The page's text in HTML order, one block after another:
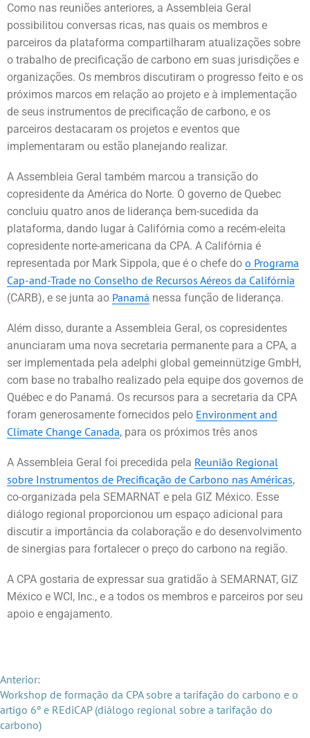
Como nas reuniões anteriores, a Assembleia Geral
possibilitou conversas ricas, nas quais os membros e
parceiros da plataforma compartilharam atualizações sobre
o trabalho de precificação de carbono em suas jurisdições e
organizações. Os membros discutiram o progresso feito e os
próximos marcos em relação ao projeto e à implementação
de seus instrumentos de precificação de carbono, e os
parceiros destacaram os projetos e eventos que
implementaram ou estão planejando realizar.
A Assembleia Geral também marcou a transição do
copresidente da América do Norte. O governo de Quebec
concluiu quatro anos de liderança bem-sucedida da
plataforma, dando lugar à Califórnia como a recém-eleita
copresidente norte-americana da CPA. A Califórnia é
representada por Mark Sippola, que é o chefe do o Programa
Cap-and-Trade no Conselho de Recursos Aéreos da Califórnia
(CARB), e se junta ao Panamá nessa função de liderança.
Além disso, durante a Assembleia Geral, os copresidentes
anunciaram uma nova secretaria permanente para a CPA, a
ser implementada pela adelphi global gemeinnützige GmbH,
com base no trabalho realizado pela equipe dos governos de
Québec e do Panamá. Os recursos para a secretaria da CPA
foram generosamente fornecidos pelo Environment and
Climate Change Canada, para os próximos três anos
A Assembleia Geral foi precedida pela Reunião Regional
sobre Instrumentos de Precificação de Carbono nas Américas,
co-organizada pela SEMARNAT e pela GIZ México. Esse
diálogo regional proporcionou um espaço adicional para
discutir a importância da colaboração e do desenvolvimento
de sinergias para fortalecer o preço do carbono na região.
A CPA gostaria de expressar sua gratidão à SEMARNAT, GIZ
México e WCI, Inc., e a todos os membros e parceiros por seu
apoio e engajamento.
Anterior:
Workshop de formação da CPA sobre a tarifação do carbono e o
artigo 6º e REdiCAP (diálogo regional sobre a tarifação do
carbono)